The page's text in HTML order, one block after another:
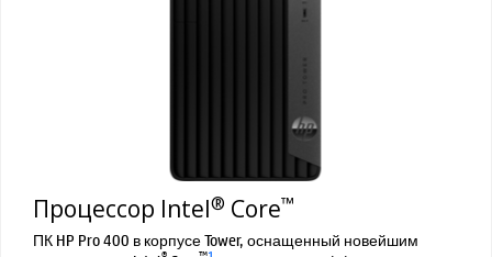
Процессор Intel® Core™
ПК HP Pro 400 в корпусе Tower, оснащенный новейшим